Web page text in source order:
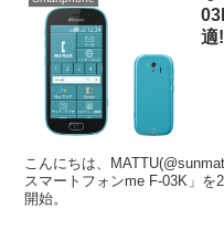
適
こんにちは、
スマートフォンme F-03K」を
開始。